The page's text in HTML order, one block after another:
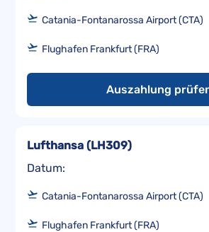
Catania-Fontanarossa Airport (CTA)
Flughafen Frankfurt (FRA)
Auszahlung
Datum:
Lufthansa (LH309)
Catania-Fontanarossa Airport (CTA)
Flughafen Frankfurt (FRA)